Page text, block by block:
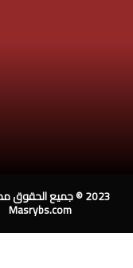
© جميع الحقوق محفوظة
Masrybs.com